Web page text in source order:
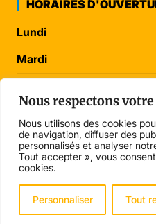
Nous respectons
Nous utilisons des cookies
de navigation, diffuser des
personnalisés et analyser
Tout accepter », vous
cookies.
Personnaliser Tout
HORAIRES
Lundi
Mardi
Vendredi
Mentions